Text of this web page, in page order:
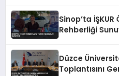
Sinop’ta
Rehberliği
Düzce
Toplantısını